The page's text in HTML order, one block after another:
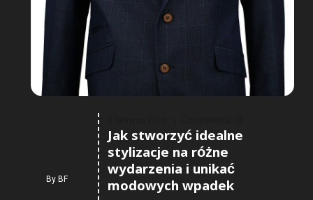
ByBF
Jak stworzyć idealne
stylizacje na różne
wydarzenia i unikać
modowych wpadek